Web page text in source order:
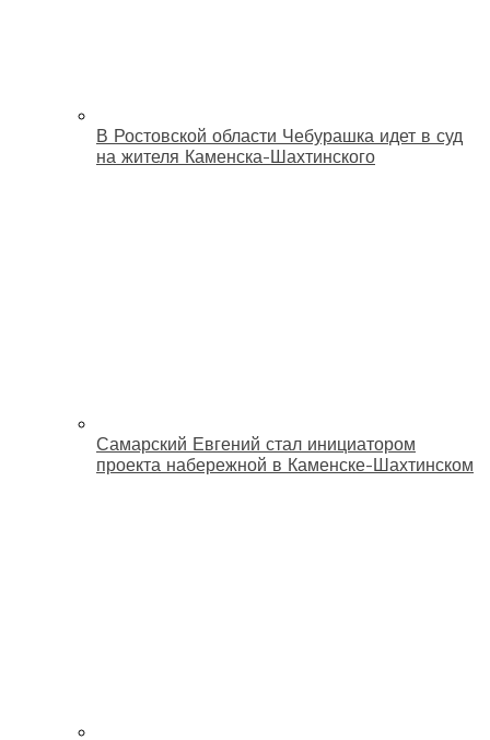
В Ростовской области Чебурашка идет в суд
на жителя Каменска-Шахтинского
Самарский Евгений стал инициатором
проекта набережной в Каменске-Шахтинском